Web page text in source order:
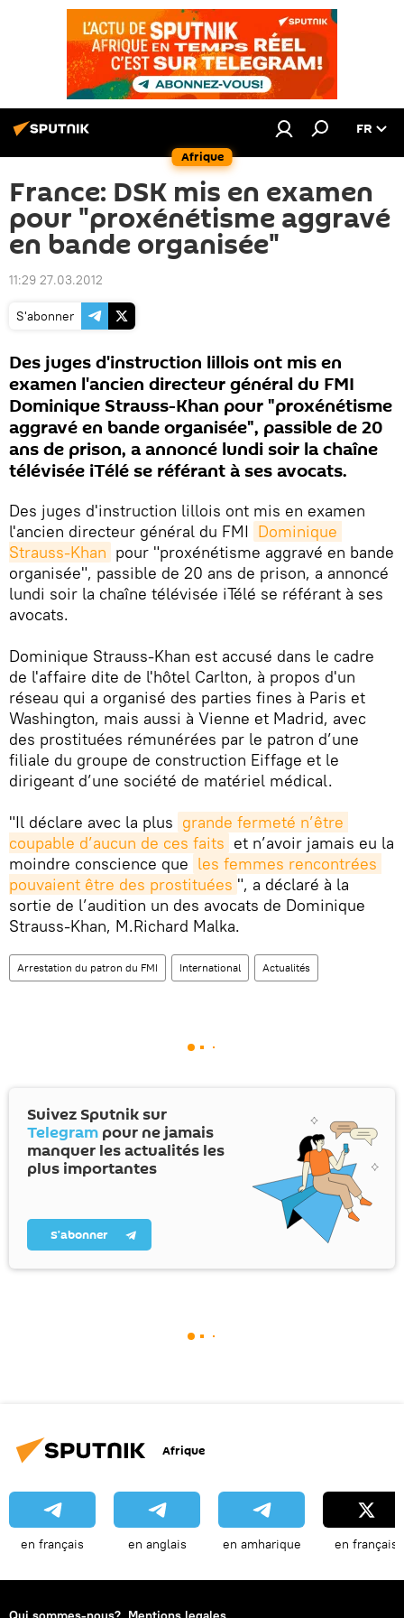
Afrique
FR
France: DSK mis en examen
pour "proxénétisme aggravé
en bande organisée"
11:29 27.03.2012
S'abonner
Des juges d'instruction lillois ont mis en
examen l'ancien directeur général du FMI
Dominique Strauss-Khan pour "proxénétisme
aggravé en bande organisée", passible de 20
ans de prison, a annoncé lundi soir la chaîne
télévisée iTélé se référant à ses avocats.
Des juges d'instruction lillois ont mis en examen
l'ancien directeur général du FMI Dominique
Strauss-Khan pour "proxénétisme aggravé en bande
organisée", passible de 20 ans de prison, a annoncé
lundi soir la chaîne télévisée iTélé se référant à ses
avocats.
Dominique Strauss-Khan est accusé dans le cadre
de l'affaire dite de l'hôtel Carlton, à propos d'un
réseau qui a organisé des parties fines à Paris et
Washington, mais aussi à Vienne et Madrid, avec
des prostituées rémunérées par le patron d’une
filiale du groupe de construction Eiffage et le
dirigeant d’une société de matériel médical.
"Il déclare avec la plus grande fermeté n’être
coupable d’aucun de ces faits et n’avoir jamais eu la
moindre conscience que les femmes rencontrées
pouvaient être des prostituées ", a déclaré à la
sortie de l’audition un des avocats de Dominique
Strauss-Khan, M.Richard Malka.
Arrestation du patron du FMI International Actualités
Suivez Sputnik sur
Telegram pour ne jamais
manquer les actualités les
plus importantes
S’abonner
Afrique
en français en anglais en amharique en français